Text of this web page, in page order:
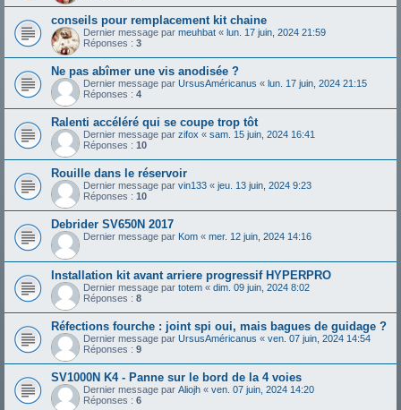
conseils pour remplacement kit chaine
Dernier message par meuhbat « lun. 17 juin, 2024 21:59
Réponses : 3
Ne pas abîmer une vis anodisée ?
Dernier message par UrsusAméricanus « lun. 17 juin, 2024 21:15
Réponses : 4
Ralenti accéléré qui se coupe trop tôt
Dernier message par zifox « sam. 15 juin, 2024 16:41
Réponses : 10
Rouille dans le réservoir
Dernier message par vin133 « jeu. 13 juin, 2024 9:23
Réponses : 10
Debrider SV650N 2017
Dernier message par Kom « mer. 12 juin, 2024 14:16
Installation kit avant arriere progressif HYPERPRO
Dernier message par totem « dim. 09 juin, 2024 8:02
Réponses : 8
Réfections fourche : joint spi oui, mais bagues de guidage ?
Dernier message par UrsusAméricanus « ven. 07 juin, 2024 14:54
Réponses : 9
SV1000N K4 - Panne sur le bord de la 4 voies
Dernier message par Aliojh « ven. 07 juin, 2024 14:20
Réponses : 6